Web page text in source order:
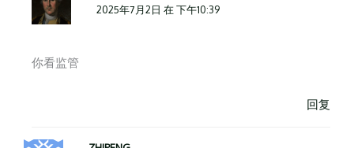
2025年7月2日 在 下午10:39
你看监管
回复